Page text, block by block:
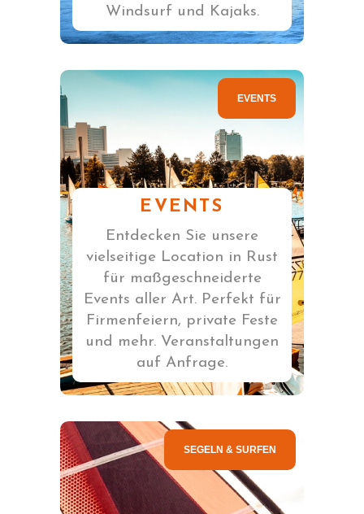
Windsurf und Kajaks.
EVENTS
EVENTS
Entdecken Sie unsere
vielseitige Location in Rust
für maßgeschneiderte
Events aller Art. Perfekt für
Firmenfeiern, private Feste
und mehr. Veranstaltungen
auf Anfrage.
SEGELN & SURFEN